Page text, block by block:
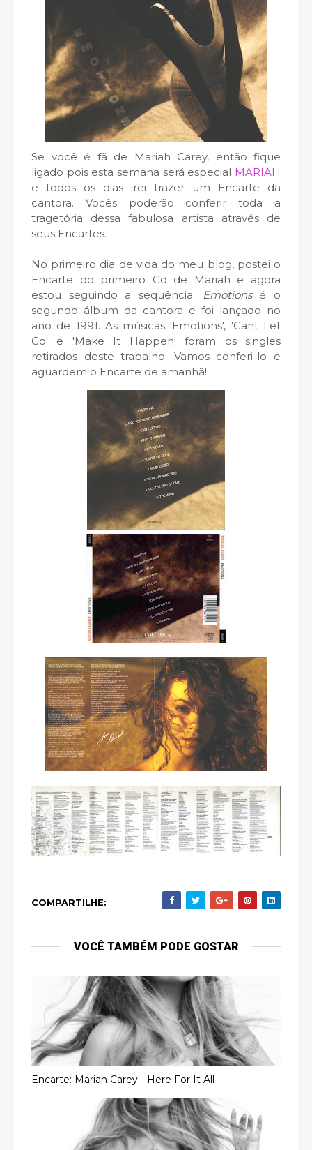
Se você é fã de Mariah Carey, então fique
ligado pois esta semana será especial MARIAH
e todos os dias irei trazer um Encarte da
cantora. Vocês poderão conferir toda a
tragetória dessa fabulosa artista através de
seus Encartes.
No primeiro dia de vida do meu blog, postei o
Encarte do primeiro Cd de Mariah e agora
estou seguindo a sequência. Emotionsé o
segundo álbum da cantora e foi lançado no
ano de 1991. As músicas 'Emotions', 'Cant Let
Go' e 'Make It Happen' foram os singles
retirados deste trabalho. Vamos conferi-lo e
aguardem o Encarte de amanhã!
COMPARTILHE:
VOCÊ TAMBÉM PODE GOSTAR
Encarte: Mariah Carey - Here For It All